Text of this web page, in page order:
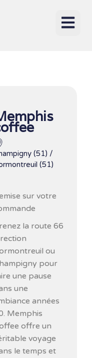
(51) /
(51)
sur votre
la route 66
ou
pour
une pause
une
années
Memphis
offre un
voyage
le temps et